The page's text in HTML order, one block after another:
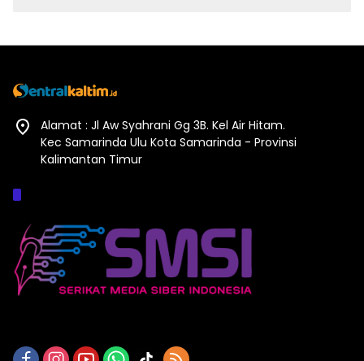
Alamat : Jl Aw Syahrani Gg 3B. Kel Air Hitam.
Kec Samarinda Ulu Kota Samarinda - Provinsi
Kalimantan Timur